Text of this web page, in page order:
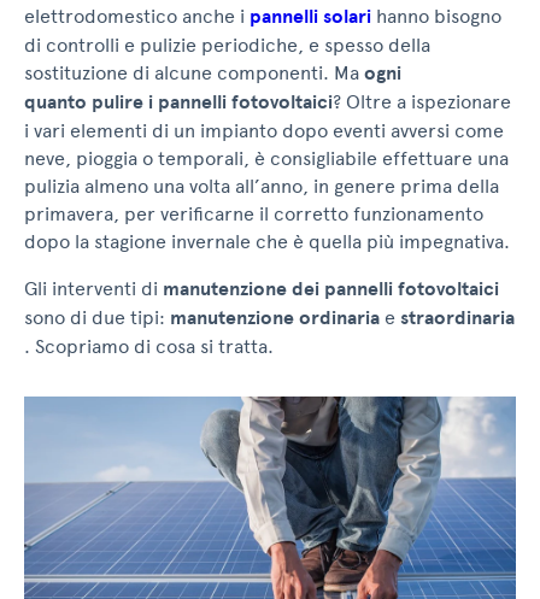
elettrodomestico anche i pannelli solari hanno bisogno
di controlli e pulizie periodiche, e spesso della
sostituzione di alcune componenti. Ma ogni
quanto pulire i pannelli fotovoltaici? Oltre a ispezionare
i vari elementi di un impianto dopo eventi avversi come
neve, pioggia o temporali, è consigliabile effettuare una
pulizia almeno una volta all’anno, in genere prima della
primavera, per verificarne il corretto funzionamento
dopo la stagione invernale che è quella più impegnativa.
Gli interventi di manutenzione dei pannelli fotovoltaici
sono di due tipi: manutenzione ordinaria e straordinaria
. Scopriamo di cosa si tratta.